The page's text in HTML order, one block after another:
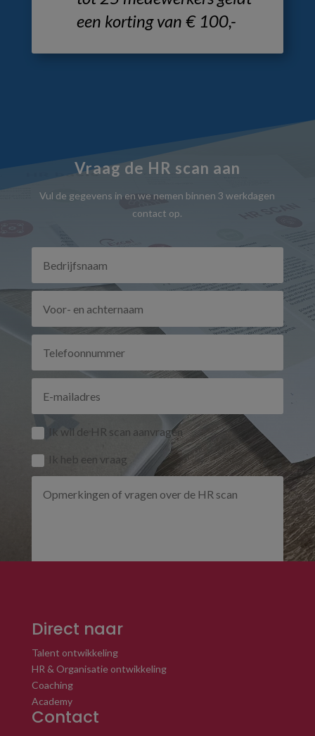
een korting van € 100,-
Vraag de HR scan aan
Vul de gegevens in en we nemen binnen 3 werkdagen
contact op.
Ik wil de HR scan aanvragen
Ik heb een vraag
Direct naar
Talent ontwikkeling
HR & Organisatie ontwikkeling
Coaching
Academy
Contact